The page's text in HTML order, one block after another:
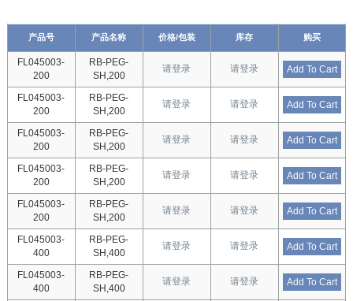
产品号 产品名称 价格/包装 库存 购买
FL045003-
200
RB-PEG-
SH,200
请登录 请登录 Add To Cart
FL045003-
200
RB-PEG-
SH,200
请登录 请登录 Add To Cart
FL045003-
200
RB-PEG-
SH,200
请登录 请登录 Add To Cart
FL045003-
200
RB-PEG-
SH,200
请登录 请登录 Add To Cart
FL045003-
200
RB-PEG-
SH,200
请登录 请登录 Add To Cart
FL045003-
400
RB-PEG-
SH,400
请登录 请登录 Add To Cart
FL045003-
400
RB-PEG-
SH,400
请登录 请登录 Add To Cart